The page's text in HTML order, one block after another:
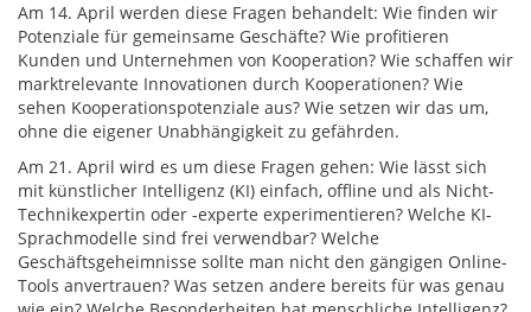
Am 14. April werden diese Fragen behandelt: Wie finden wir
Potenziale für gemeinsame Geschäfte? Wie profitieren
Kunden und Unternehmen von Kooperation? Wie schaffen wir
marktrelevante Innovationen durch Kooperationen? Wie
sehen Kooperationspotenziale aus? Wie setzen wir das um,
ohne die eigener Unabhängigkeit zu gefährden.
Am 21. April wird es um diese Fragen gehen: Wie lässt sich
mit künstlicher Intelligenz (KI) einfach, offline und als Nicht-
Technikexpertin oder -experte experimentieren? Welche KI-
Sprachmodelle sind frei verwendbar? Welche
Geschäftsgeheimnisse sollte man nicht den gängigen Online-
Tools anvertrauen? Was setzen andere bereits für was genau